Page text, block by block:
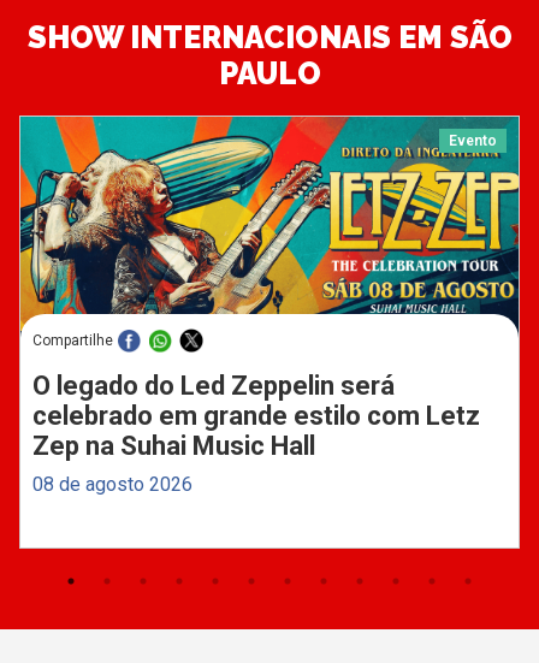
SHOW INTERNACIONAIS EM SÃO
PAULO
Evento
Compartilhe
O legado do Led Zeppelin será
celebrado em grande estilo com Letz
Zep na Suhai Music Hall
08 de agosto 2026